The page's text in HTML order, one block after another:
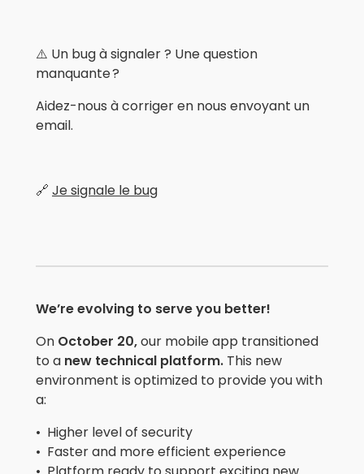
⚠️ Un bug à signaler ? Une question
manquante ?
Aidez-nous à corriger en nous envoyant un
email.
🔗 Je signale le bug
We’re evolving to serve you better!
On October 20,our mobile app transitioned
to a new technical platform. This new
environment is optimized to provide you with
a:
• Higher level of security
• Faster and more efficient experience